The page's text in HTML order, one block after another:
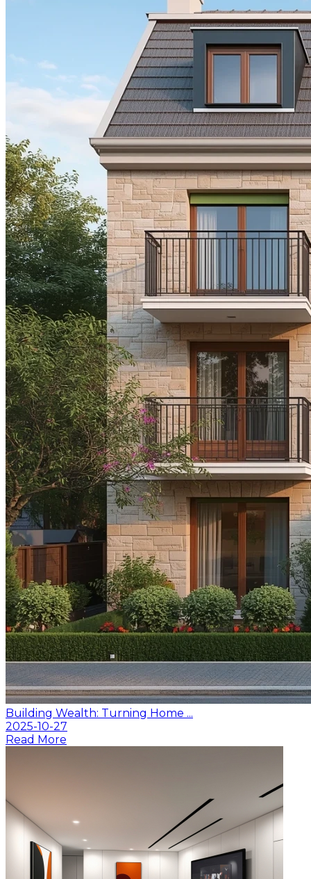
Building Wealth: Turning Home ...
2025-10-27
Read More